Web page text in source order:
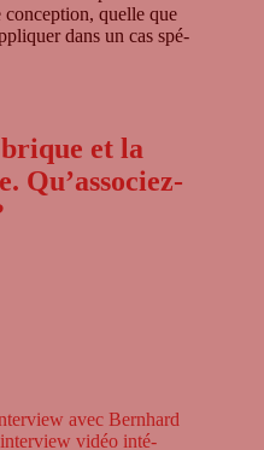
quelle que
dans un cas spé­
et la
Qu’associez-
avec Bern­hard
vidéo inté­